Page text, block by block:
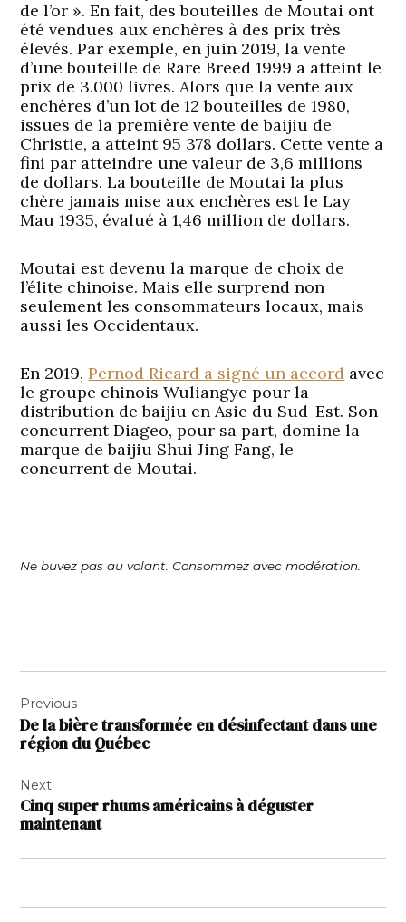
de l’or ». En fait, des bouteilles de Moutai ont
été vendues aux enchères à des prix très
élevés. Par exemple, en juin 2019, la vente
d’une bouteille de Rare Breed 1999 a atteint le
prix de 3.000 livres. Alors que la vente aux
enchères d’un lot de 12 bouteilles de 1980,
issues de la première vente de baijiu de
Christie, a atteint 95 378 dollars. Cette vente a
fini par atteindre une valeur de 3,6 millions
de dollars. La bouteille de Moutai la plus
chère jamais mise aux enchères est le Lay
Mau 1935, évalué à 1,46 million de dollars.
Moutai est devenu la marque de choix de
l’élite chinoise. Mais elle surprend non
seulement les consommateurs locaux, mais
aussi les Occidentaux.
En 2019,Pernod Ricard a signé un accord avec
le groupe chinois Wuliangye pour la
distribution de baijiu en Asie du Sud-Est. Son
concurrent Diageo, pour sa part, domine la
marque de baijiu Shui Jing Fang, le
concurrent de Moutai.
Ne buvez pas au volant. Consommez avec modération.
de
l’article
Previous
De la bière transformée en désinfectant dans une
région du Québec
Next
Cinq super rhums américains à déguster
maintenant